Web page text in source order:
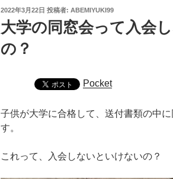
投
日:
2022年3月22日 投稿者: ABEMIYUKI99
大学の同窓会って入会
の？
Pocket
子供が大学に合格して、送付書類の中
す。
これって、入会しないといけないの？